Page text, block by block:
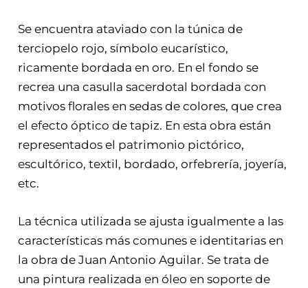
Se encuentra ataviado con la túnica de
terciopelo rojo, símbolo eucarístico,
ricamente bordada en oro. En el fondo se
recrea una casulla sacerdotal bordada con
motivos florales en sedas de colores, que crea
el efecto óptico de tapiz. En esta obra están
representados el patrimonio pictórico,
escultórico, textil, bordado, orfebrería, joyería,
etc.
La técnica utilizada se ajusta igualmente a las
características más comunes e identitarias en
la obra de Juan Antonio Aguilar. Se trata de
una pintura realizada en óleo en soporte de